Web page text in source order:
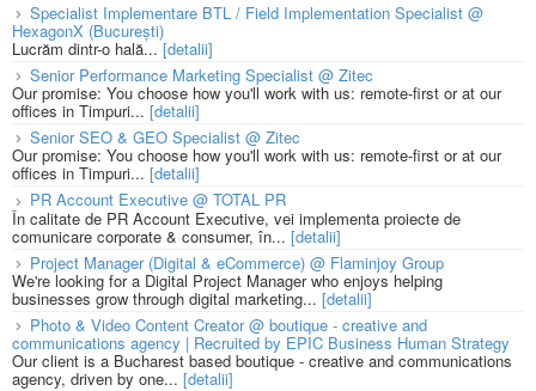
Specialist Implementare BTL / Field Implementation Specialist @
HexagonX (București)
Lucrăm dintr-o hală... [detalii]
Senior Performance Marketing Specialist @ Zitec
Our promise: You choose how you'll work with us: remote-first or at our
offices in Timpuri... [detalii]
Senior SEO & GEO Specialist @ Zitec
Our promise: You choose how you'll work with us: remote-first or at our
offices in Timpuri... [detalii]
PR Account Executive @ TOTAL PR
În calitate de PR Account Executive, vei implementa proiecte de
comunicare corporate & consumer, în... [detalii]
Project Manager (Digital & eCommerce) @ Flaminjoy Group
We're looking for a Digital Project Manager who enjoys helping
businesses grow through digital marketing... [detalii]
Photo & Video Content Creator @ boutique - creative and
communications agency | Recruited by EPIC Business Human Strategy
Our client is a Bucharest based boutique - creative and communications
agency, driven by one... [detalii]